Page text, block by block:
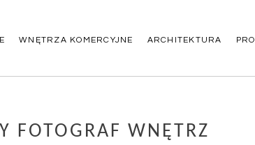
WNĘTRZA KOMERCYJNE ARCHITEKTURA
FOTOGRAF WNĘTRZ